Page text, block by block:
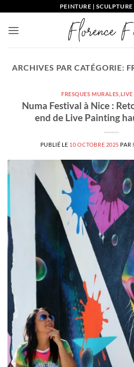
contenu
PEINTURE |
ARCHIVES PAR CATÉGORIE:
FRESQUES MURALES
Numa Festival à Nice :
end de Live Painting
PUBLIÉ LE 10 OCTOBRE 2025 PAR